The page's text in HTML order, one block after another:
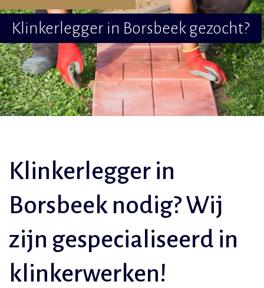
Klinkerlegger in Borsbeek gezocht?
Klinkerlegger in
Borsbeek nodig? Wij
zijn gespecialiseerd in
klinkerwerken!